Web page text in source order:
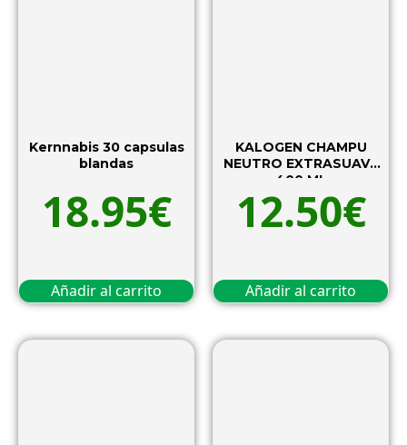
Kernnabis 30 capsulas
blandas
18.95€
Añadir al carrito
KALOGEN CHAMPU
NEUTRO EXTRASUAVE
400 ML
12.50€
Añadir al carrito